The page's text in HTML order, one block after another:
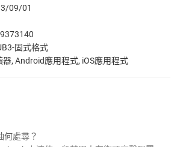
09/01
固式格式
器, Android應用程式, iOS應用程式
處尋？